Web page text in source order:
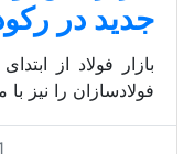
جدید در
بازار فولاد از
فولادسازان را نیز با